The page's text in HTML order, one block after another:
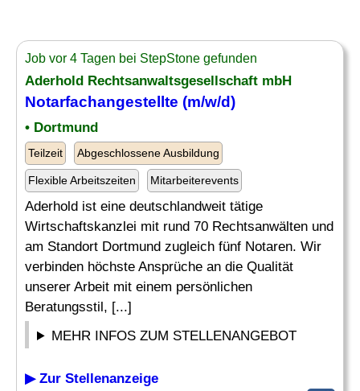
Job vor 4 Tagen bei StepStone gefunden
Aderhold Rechtsanwaltsgesellschaft mbH
Notarfachangestellte (m/w/d)
• Dortmund
Teilzeit Abgeschlossene Ausbildung
Flexible Arbeitszeiten Mitarbeiterevents
Aderhold ist eine deutschlandweit tätige
Wirtschaftskanzlei mit rund 70 Rechtsanwälten und
am Standort Dortmund zugleich fünf Notaren. Wir
verbinden höchste Ansprüche an die Qualität
unserer Arbeit mit einem persönlichen
Beratungsstil, [...]
MEHR INFOS ZUM STELLENANGEBOT
▶ Zur Stellenanzeige